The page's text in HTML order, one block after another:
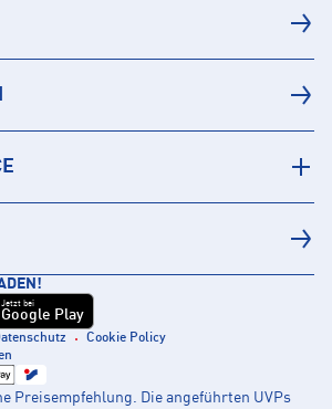
Jetzt bei
Google Play
Cookie Policy
Preisempfehlung. Die angeführten UVPs